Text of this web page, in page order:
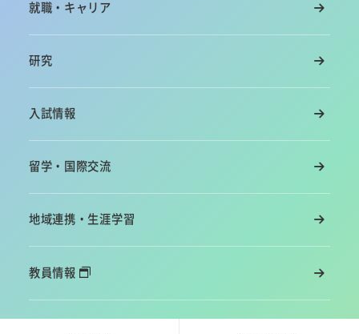
就職・キャリア
研究
入試情報
留学・国際交流
地域連携・生涯学習
教員情報